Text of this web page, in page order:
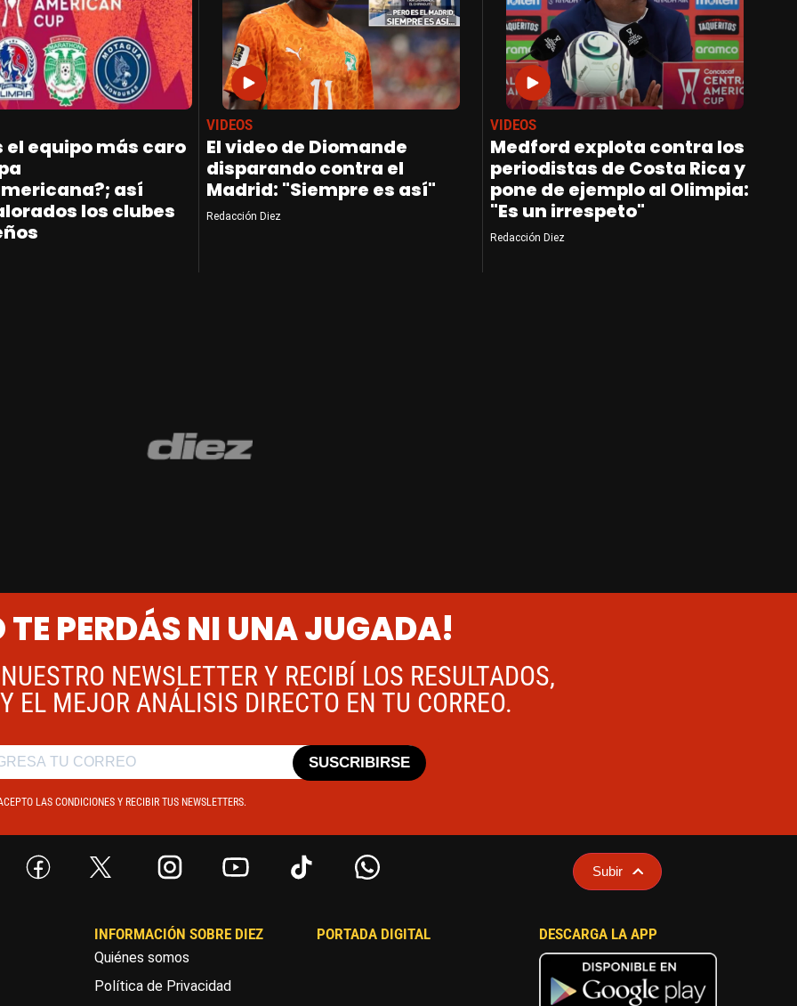
el equipo más caro
así
los clubes
VIDEOS
El video de Diomande
disparando contra el
Madrid: "Siempre es así"
Redacción Diez
VIDEOS
Medford explota contra los
periodistas de Costa Rica y
pone de ejemplo al Olimpia:
"Es un irrespeto"
Redacción Diez
TE PERDÁS NI UNA JUGADA!
NEWSLETTER Y RECIBÍ LOS RESULTADOS,
EL MEJOR ANÁLISIS DIRECTO EN TU CORREO.
LAS CONDICIONES Y RECIBIR TUS NEWSLETTERS.
SUSCRIBIRSE
Subir
INFORMACIÓN SOBRE DIEZ
Quiénes somos
Política de Privacidad
PORTADA DIGITAL DESCARGA LA APP